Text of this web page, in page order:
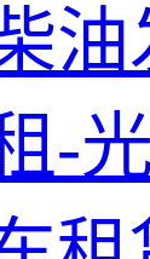
油
-